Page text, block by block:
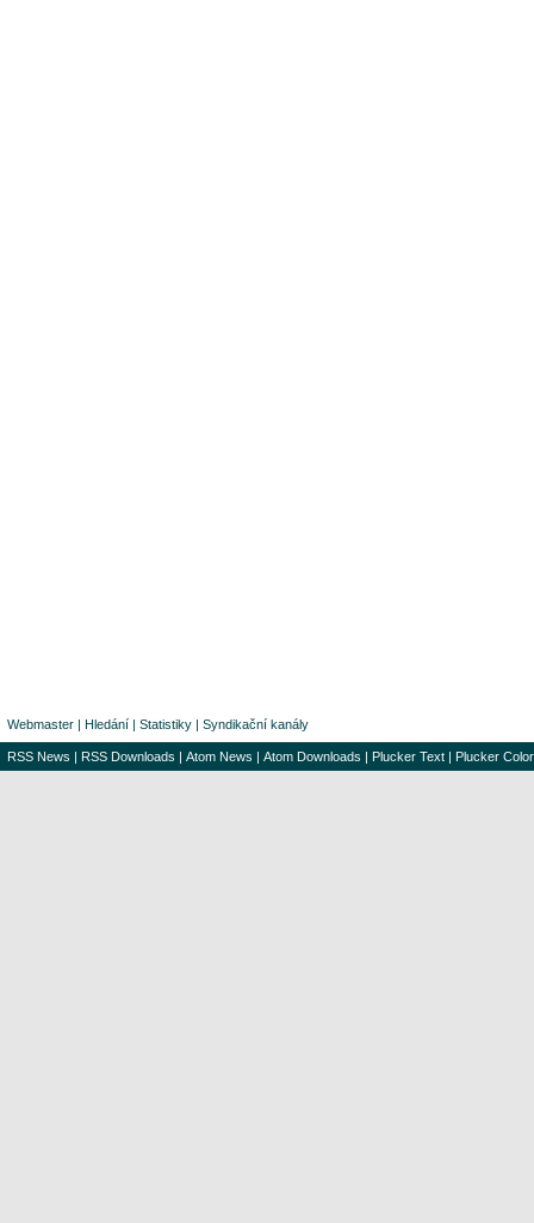
Webmaster | Hledání | Statistiky | Syndikační kanály
RSS News | RSS Downloads | Atom News | Atom Downloads | Plucker Text | Plucker Color